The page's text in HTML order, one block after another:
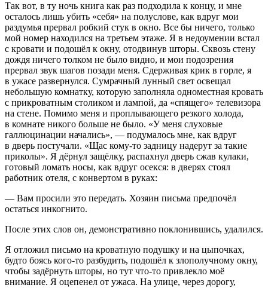
Так вот, в ту ночь книга как раз подходила к концу, и мне
осталось лишь убить «себя» на полуслове, как вдруг мои
раздумья прервал робкий стук в окно. Все бы ничего, только
мой номер находился на третьем этаже. Я в недоумении встал
с кровати и подошёл к окну, отодвинув шторы. Сквозь стену
дождя ничего толком не было видно, и мои подозрения
прервал звук шагов позади меня. Сдерживая крик в горле, я
в ужасе развернулся. Сумрачный лунный свет освещал
небольшую комнатку, которую заполняла одноместная кровать
с прикроватным столиком и лампой, да «спящего» телевизора
на стене. Помимо меня и проплывающего резкого холода,
в комнате никого больше не было. «У меня слуховые
галлюцинации начались», — подумалось мне, как вдруг
в дверь постучали. «Щас кому-то задницу надерут за такие
приколы». Я дёрнул защёлку, распахнул дверь сжав кулаки,
готовый ломать носы, как вдруг осекся: в дверях стоял
работник отеля, с конвертом в руках:
— Вам просили это передать. Хозяин письма предпочёл
остаться инкогнито.
После этих слов он, демонстративно поклонившись, удалился.
Я отложил письмо на кроватную подушку и на цыпочках,
будто боясь кого-то разбудить, подошёл к злополучному окну,
чтобы задёрнуть шторы, но тут что-то привлекло моё
внимание. Я оцепенел от ужаса. На улице, через дорогу,